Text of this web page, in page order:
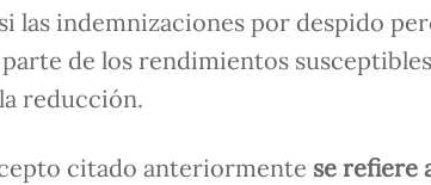
las indemnizaciones por despido
de los rendimientos
reducción.
citado anteriormente se refiere